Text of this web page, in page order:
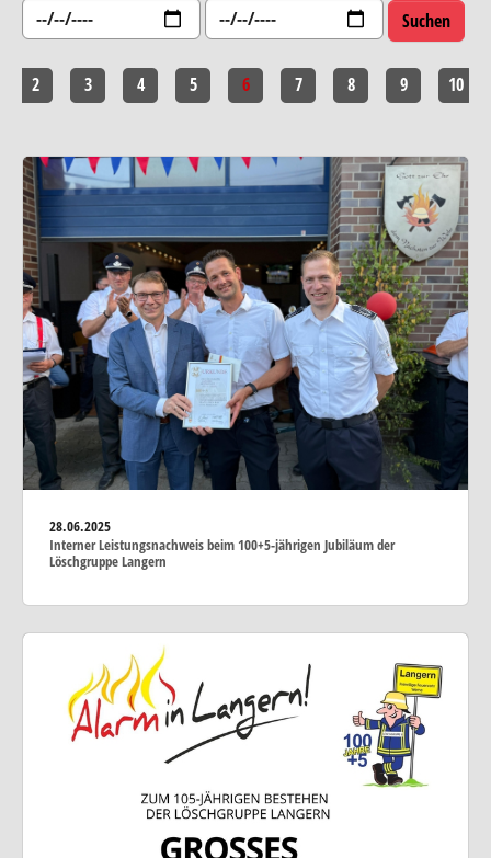
2 3 4 5 6 7 8 9 10
28.06.2025
Interner Leistungsnachweis beim 100+5-jährigen Jubiläum der
Löschgruppe Langern